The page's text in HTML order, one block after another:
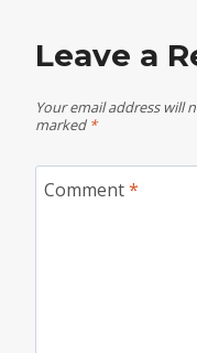
Leave a
Your email address will
marked *
Comment*